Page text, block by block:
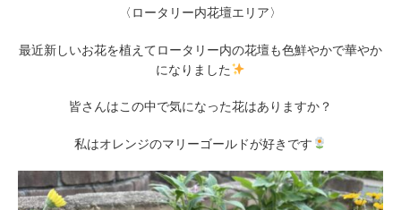
〈ロータリー内花壇エリア〉
最近新しいお花を植えてロータリー内の花壇も色鮮やかで華やか
になりました
皆さんはこの中で気になった花はありますか？
私はオレンジのマリーゴールドが好きです